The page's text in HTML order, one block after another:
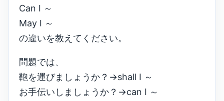
Can I ～
May I ～
の違いを教えてください。
問題では、
鞄を運びましょうか？→shall I ～
お手伝いしましょうか？→can I ～